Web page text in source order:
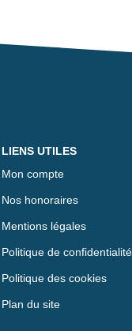
LIENS UTILES
Mon compte
Nos honoraires
Mentions légales
Politique de confidentialité
Politique des cookies
Plan du site